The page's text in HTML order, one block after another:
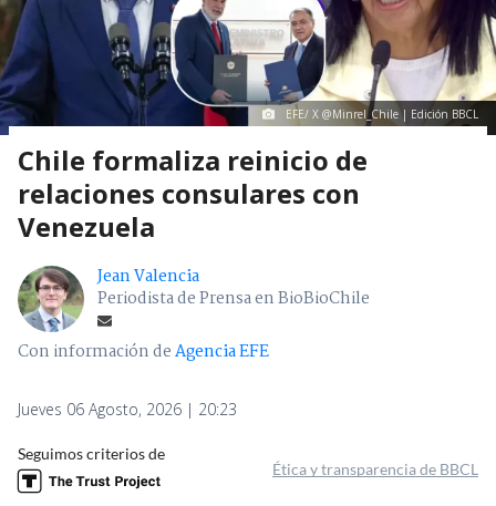
EFE/ X @Minrel_Chile | Edición BBCL
Chile formaliza reinicio de
relaciones consulares con
Venezuela
Jean Valencia
Periodista de Prensa en BioBioChile
Con información deAgencia EFE
Jueves 06 Agosto, 2026 | 20:23
Seguimos criterios de
Ética y transparencia de BBCL